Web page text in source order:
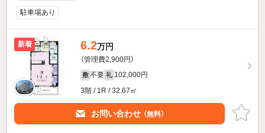
駐車場あり
新着 6.2万円
（管理費2,900円）
敷 不要 礼 102,000円
3階 / 1R / 32.67㎡
お問い合わせ （無料）